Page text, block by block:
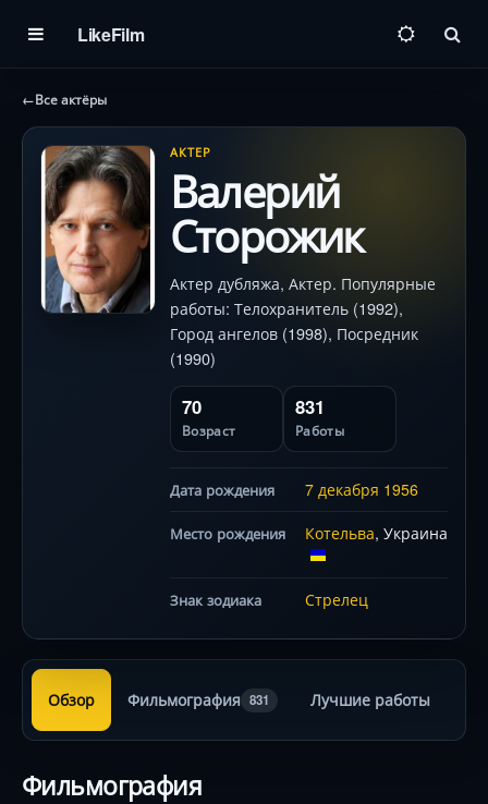
LikeFilm
←Все актёры
АКТЕР
Валерий
Сторожик
Актер дубляжа, Актер. Популярные
работы: Телохранитель (1992),
Город ангелов (1998), Посредник
(1990)
70
Возраст
831
Работы
Дата рождения 7 декабря 1956
Место рождения Котельва, Украина
Знак зодиака Стрелец
Обзор Фильмография 831 Лучшие работы
Фильмография